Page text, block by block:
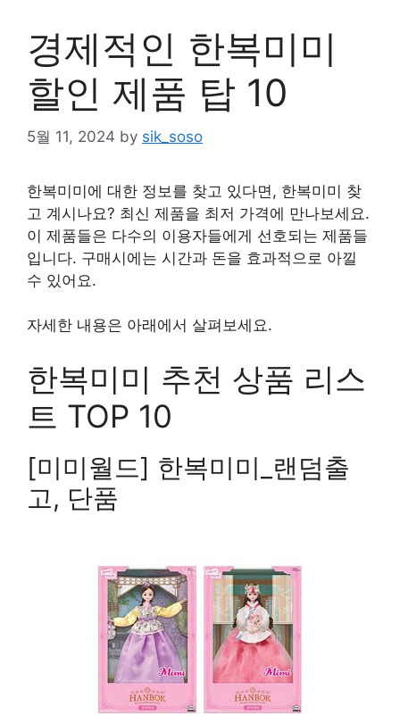
경제적인 한복미미
할인 제품 탑 10
5월 11, 2024 by sik_soso
한복미미에 대한 정보를 찾고 있다면, 한복미미 찾
고 계시나요? 최신 제품을 최저 가격에 만나보세요.
이 제품들은 다수의 이용자들에게 선호되는 제품들
입니다. 구매시에는 시간과 돈을 효과적으로 아낄
수 있어요.
자세한 내용은 아래에서 살펴보세요.
한복미미 추천 상품 리스
트 TOP 10
[미미월드] 한복미미_랜덤출
고, 단품